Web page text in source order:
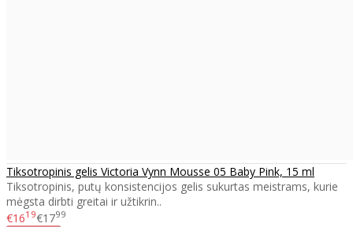
Tiksotropinis gelis Victoria Vynn Mousse 05 Baby Pink, 15 ml
Tiksotropinis, putų konsistencijos gelis sukurtas meistrams, kurie
mėgsta dirbti greitai ir užtikrin..
€1619€1799